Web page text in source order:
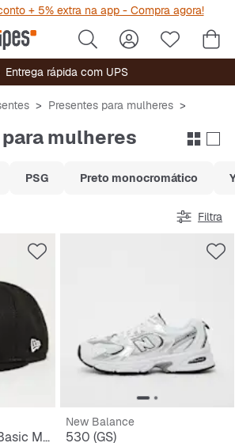
+ 5% extra na app - Compra agora!
Entrega rápida com UPS
Presentes para mulheres
mulheres
PSG Preto monocromático
Filtra
Fitted-Cap 59Fifty Basic MLB New York Yankees
New Balance
530 (GS)